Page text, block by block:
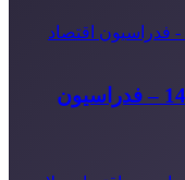
جشنواره امین‌الضرب 1402 – فدراسیون